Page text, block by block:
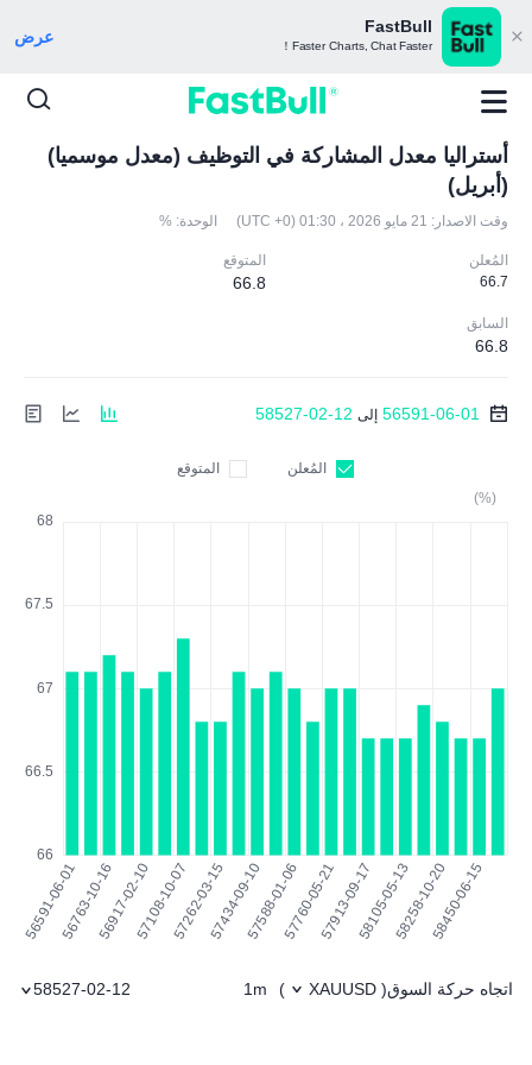
FastBull
Faster Charts, Chat Faster！ عرض
أستراليا معدل المشاركة في التوظيف (معدل موسميا)
(أبريل)
وقت الاصدار: 21 مايو 2026 ، 01:30 (UTC +0) الوحدة: %
المُعلن
66.7
المتوقع
66.8
السابق
66.8
56591-06-01 إلى 58527-02-12
المُعلن
المتوقع
(%)
اتجاه حركة السوق(
XAUUSD
)
1m
58527-02-12